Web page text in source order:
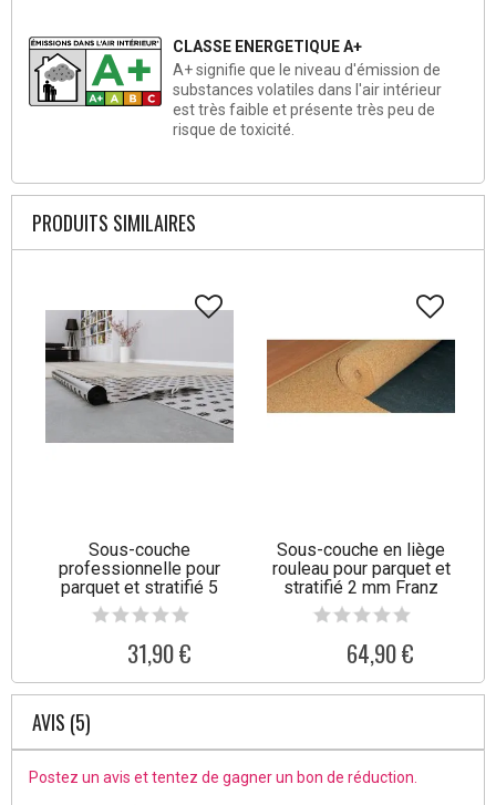
CLASSE ENERGETIQUE A+
A+ signifie que le niveau d'émission de
substances volatiles dans l'air intérieur
est très faible et présente très peu de
risque de toxicité.
PRODUITS SIMILAIRES
Sous-couche
professionnelle pour
parquet et stratifié 5
mm Heinz
31,90 €
Sous-couche en liège
rouleau pour parquet et
stratifié 2 mm Franz
64,90 €
AVIS (5)
Postez un avis et tentez de gagner un bon de réduction.